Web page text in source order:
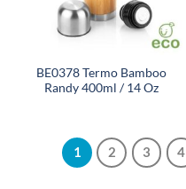
BE0378 Termo Bamboo
Randy 400ml / 14 Oz
1 2 3 4